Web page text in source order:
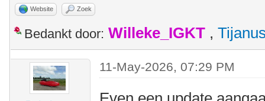
Website Zoek
Bedankt door: Willeke_IGKT ,
11-May-2026, 07:29 PM